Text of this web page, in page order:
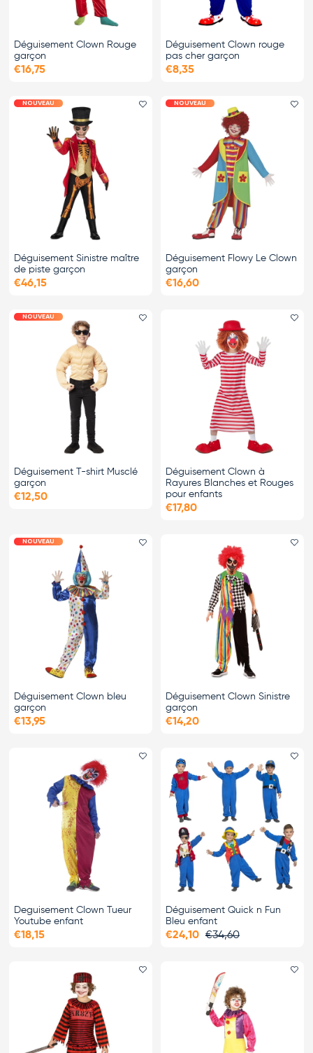
Déguisement Clown Rouge
garçon
€16,75
Déguisement Clown rouge
pas cher garçon
€8,35
NOUVEAU Ajouter le favori
Déguisement Sinistre maître
de piste garçon
€46,15
NOUVEAU
Déguisement Flowy Le Clown
garçon
€16,60
NOUVEAU Ajouter le favori
Déguisement T-shirt Musclé
garçon
€12,50
Déguisement Clown à
Rayures Blanches et Rouges
pour enfants
€17,80
NOUVEAU Ajouter le favori
Déguisement Clown bleu
garçon
€13,95
Déguisement Clown Sinistre
garçon
€14,20
Ajouter le favori
Deguisement Clown Tueur
Youtube enfant
€18,15
Déguisement Quick n Fun
Bleu enfant
€24,10 €34,60
Ajouter le favori